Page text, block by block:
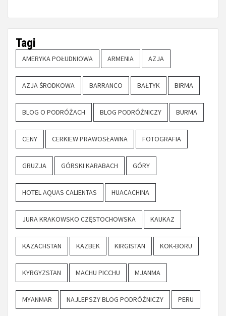
Tagi
AMERYKA POŁUDNIOWA ARMENIA AZJA
AZJA ŚRODKOWA BARRANCO BAŁTYK BIRMA
BLOG O PODRÓŻACH BLOG PODRÓŻNICZY BURMA
CENY CERKIEW PRAWOSŁAWNA FOTOGRAFIA
GRUZJA GÓRSKI KARABACH GÓRY
HOTEL AQUAS CALIENTAS HUACACHINA
JURA KRAKOWSKO CZĘSTOCHOWSKA KAUKAZ
KAZACHSTAN KAZBEK KIRGISTAN KOK-BORU
KYRGYZSTAN MACHU PICCHU MJANMA
MYANMAR NAJLEPSZY BLOG PODRÓŻNICZY PERU